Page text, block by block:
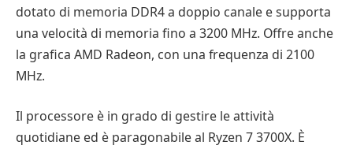
dotato di memoria DDR4 a doppio canale e supporta
una velocità di memoria fino a 3200 MHz. Offre anche
la grafica AMD Radeon, con una frequenza di 2100
MHz.
Il processore è in grado di gestire le attività
quotidiane ed è paragonabile al Ryzen 7 3700X. È